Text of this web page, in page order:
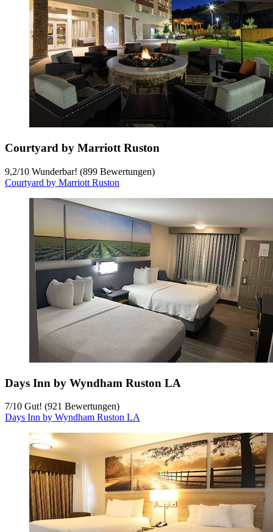
Courtyard by Marriott Ruston
9,2/10 Wunderbar! (899 Bewertungen)
Courtyard by Marriott Ruston
Days Inn by Wyndham Ruston LA
7/10 Gut! (921 Bewertungen)
Days Inn by Wyndham Ruston LA